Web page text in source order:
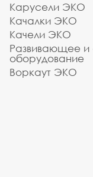
Карусели ЭКО
Качалки ЭКО
Качели ЭКО
Развивающее
оборудование
Воркаут ЭКО